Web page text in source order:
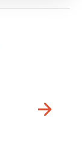
Voir
plus